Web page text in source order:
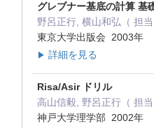
グレブナー基底の計算 基
野呂正行, 横山和弘（ 担当
東京大学出版会 2003年
▶ 詳細を見る
Risa/Asir ドリル
高山信毅, 野呂正行（ 担当
神戸大学理学部 2002年